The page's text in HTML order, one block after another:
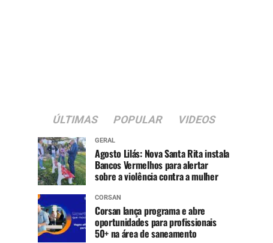
ÚLTIMAS POPULAR VIDEOS
GERAL
Agosto Lilás: Nova Santa Rita instala
Bancos Vermelhos para alertar
sobre a violência contra a mulher
CORSAN
Corsan lança programa e abre
oportunidades para profissionais
50+ na área de saneamento